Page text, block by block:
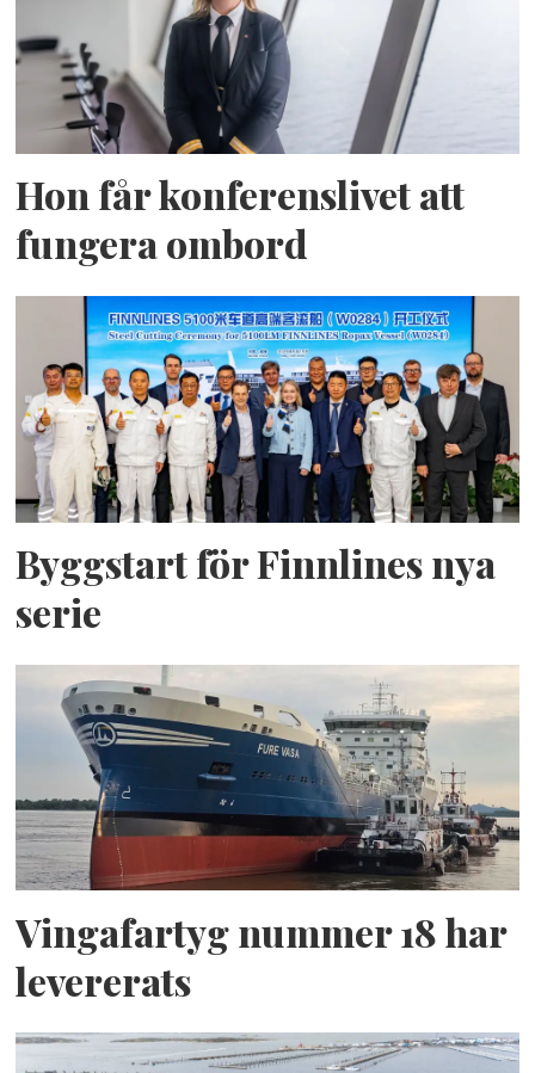
Hon får konferenslivet att
fungera ombord
Byggstart för Finnlines nya
serie
Vingafartyg nummer 18 har
levererats